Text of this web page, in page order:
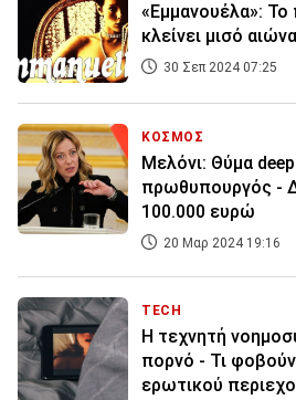
«Εμμανουέλα»: Το
κλείνει μισό
30 Σεπ 2024 07:25
ΚΟΣΜΟΣ
Μελόνι: Θύμα
πρωθυπουργός -
100.000 ευρώ
20 Μαρ 2024 19:16
TECH
Η τεχνητή
πορνό - Τι
ερωτικού